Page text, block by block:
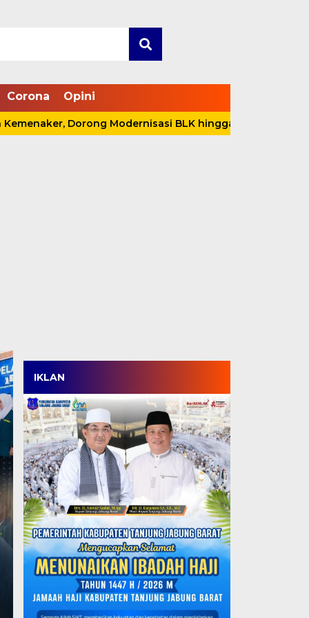
Corona Opini
Dorong Modernisasi BLK hingga Perluasan Magang
Bupati Anwar Sadat
Lomba Domino
Silaturahmi di HUT
Jadi Tanjabbar ke-61
Selasa, 4 Agu 2026 - 22:10 WIB
TANJABBAR, TJ – Pemerintah Kabupaten Tanjung
Berpasangan sebagai salah satu rangkaian…
IKLAN